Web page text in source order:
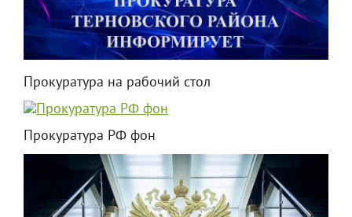
Прокуратура на рабочий стол
Прокуратура РФ фон